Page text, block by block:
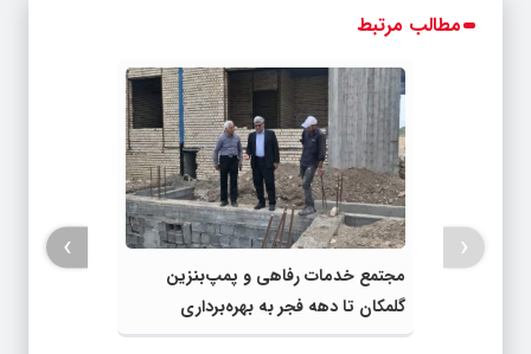
مطالب مرتبط
مجتمع خدمات رفاهی و پمپ‌بنزین
گلمکان تا دهه فجر به بهره‌برداری
می‌رسد
‹
›